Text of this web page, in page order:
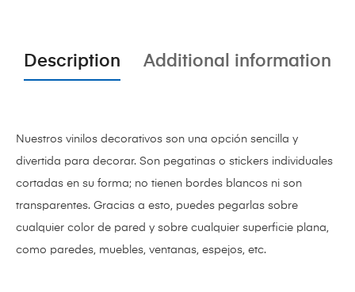
Description Additional information
Nuestros vinilos decorativos son una opción sencilla y
divertida para decorar. Son pegatinas o stickers individuales
cortadas en su forma; no tienen bordes blancos ni son
transparentes. Gracias a esto, puedes pegarlas sobre
cualquier color de pared y sobre cualquier superficie plana,
como paredes, muebles, ventanas, espejos, etc.